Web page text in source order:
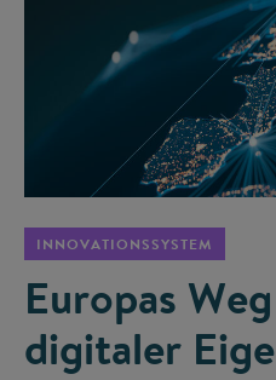
INNOVATIONSSYSTEM
Europas
digitaler